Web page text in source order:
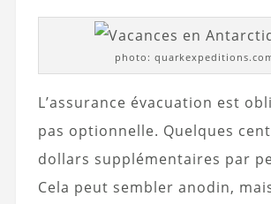
photo:
L’assurance évacuation est
pas optionnelle. Quelques
dollars supplémentaires par
Cela peut sembler anodin,